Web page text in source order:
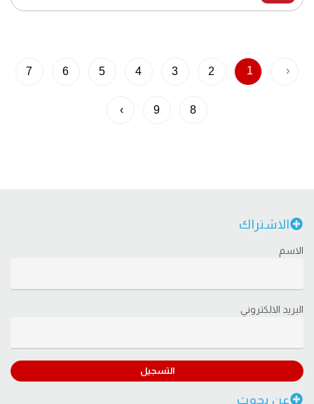
‹
1
2
3
4
5
6
7
8
9
›
الاشتراك
الاسم
البريد الالكتروني
التسجيل
عن بحوث